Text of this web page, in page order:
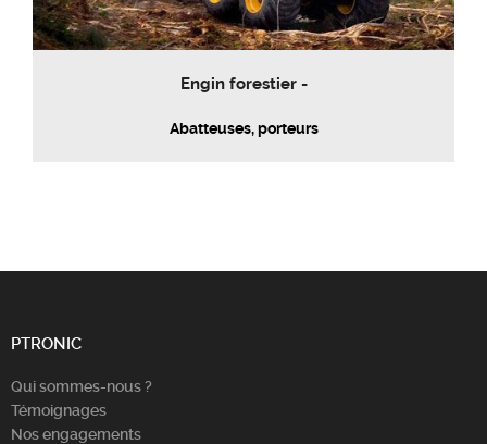
Engin forestier -
Abatteuses, porteurs
PTRONIC
Qui sommes-nous ?
Témoignages
Nos engagements